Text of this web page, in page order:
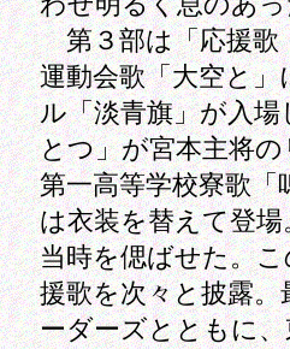
第３部は「応援歌
運動会歌「大空と
ル「淡青旗」が入
とつ」が宮本主将
第一高等学校寮歌
は衣装を替えて登
当時を偲ばせた。
援歌を次々と披露
ーダーズとともに